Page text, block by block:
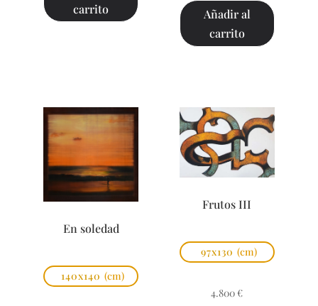
carrito
Añadir al
carrito
En soledad
140x140 (cm)
Frutos III
97x130 (cm)
4.800 €